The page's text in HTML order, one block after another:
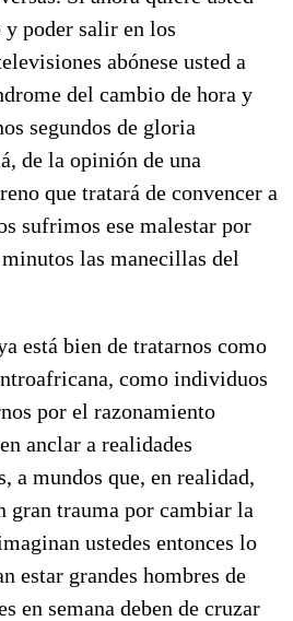
y poder salir en los
abónese usted a
del cambio de hora y
segundos de gloria
de la opinión de una
que tratará de convencer a
sufrimos ese malestar por
las manecillas del
está bien de tratarnos como
como individuos
por el razonamiento
anclar a realidades
a mundos que, en realidad,
gran trauma por cambiar la
ustedes entonces lo
estar grandes hombres de
en semana deben de cruzar